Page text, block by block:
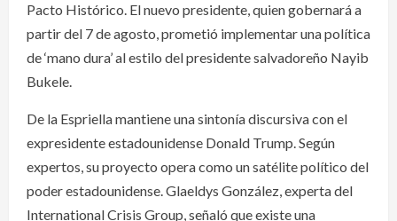
Pacto Histórico. El nuevo presidente, quien gobernará a
partir del 7 de agosto, prometió implementar una política
de ‘mano dura’ al estilo del presidente salvadoreño Nayib
Bukele.
De la Espriella mantiene una sintonía discursiva con el
expresidente estadounidense Donald Trump. Según
expertos, su proyecto opera como un satélite político del
poder estadounidense. Glaeldys González, experta del
International Crisis Group, señaló que existe una